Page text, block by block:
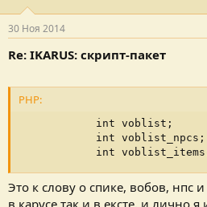
превратить булевы переменные в
aivar'а.
30 Ноя 2014
Re: IKARUS: скрипт-пакет
PHP:
            int voblist
;
            int voblist_npcs
;
            int voblist_items
Это к слову о спике, вобов, нпс
в карусе так и в ексте, и лично